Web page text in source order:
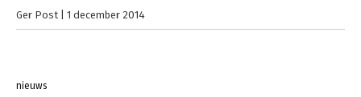
Ger Post 1 december 2014
nieuws